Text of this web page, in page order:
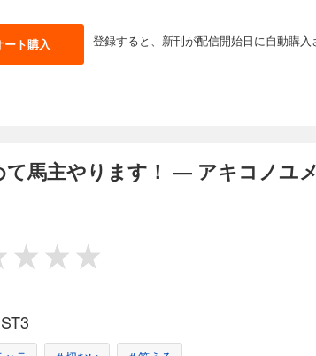
会社をやめて馬主やります！ ― アキコノユメヲ ― 43
「馬主（うまぬし）」ってお金持ちじゃなくてもなれるんで
ない！ 東京の会社を辞めて、競走馬を生産する実家の牧場に
か…。会社員時代のスキルと金銭感覚を活かし、馬主やるぞ
ート購入 登録すると、新刊が配信開始日に自動購入
て馬主やります！ ― アキコノ